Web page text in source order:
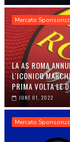
Mercato
LA AS ROMA
L'ICONICO
PRIMA VOLTA LE
JUNE 01, 2022
Mercato